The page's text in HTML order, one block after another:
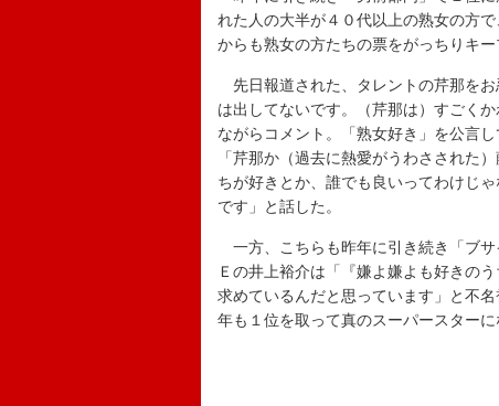
れた人の大半が４０代以上の熟女の方
からも熟女の方たちの票をがっちりキ
先日報道された、タレントの芹那を
は出してないです。（芹那は）すごく
ながらコメント。「熟女好き」を公言
「芹那か（過去に熱愛がうわさされた
ちが好きとか、誰でも良いってわけじ
です」と話した。
一方、こちらも昨年に引き続き「ブ
Ｅの井上裕介は「『嫌よ嫌よも好きの
求めているんだと思っています」と不
年も１位を取って真のスーパースターに